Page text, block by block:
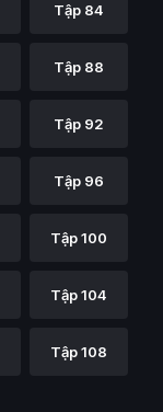
Tập 84
Tập 88
Tập 92
Tập 96
Tập 100
Tập 104
Tập 108